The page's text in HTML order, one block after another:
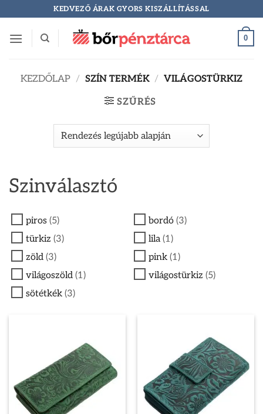
to
content
KEDVEZŐ ÁRAK GYORS KISZÁLLÍTÁSSAL
0
KEZDŐLAP / SZÍN TERMÉK / VILÁGOSTÜRKIZ
SZŰRÉS
Szinválasztó
piros (5) bordó (3)
türkiz (3) lila (1)
zöld (3) pink (1)
világoszöld (1) világostürkiz (5)
sötétkék (3)